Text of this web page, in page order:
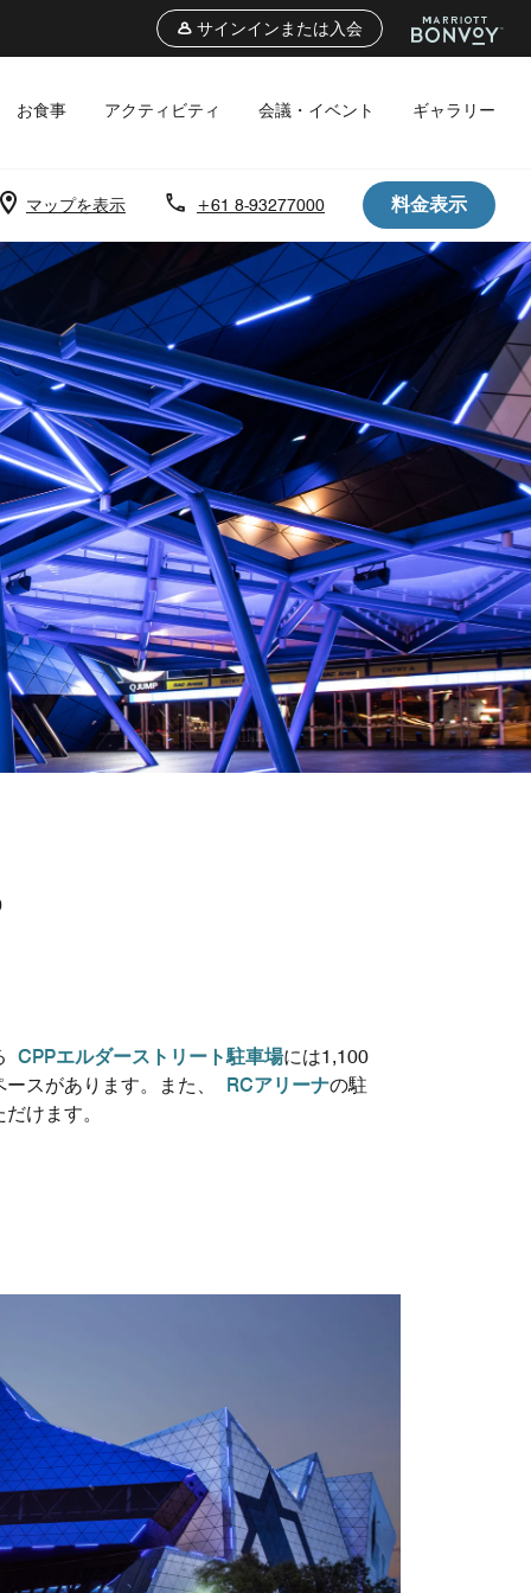
サインインまたは入会
お食事 アクティビティ 会議・イベント ギャラリー
マップを表示 +61 8-93277000 料金表示
CPPエルダーストリート駐車場には1,100
スがあります。また、 RCアリーナの駐
けます。